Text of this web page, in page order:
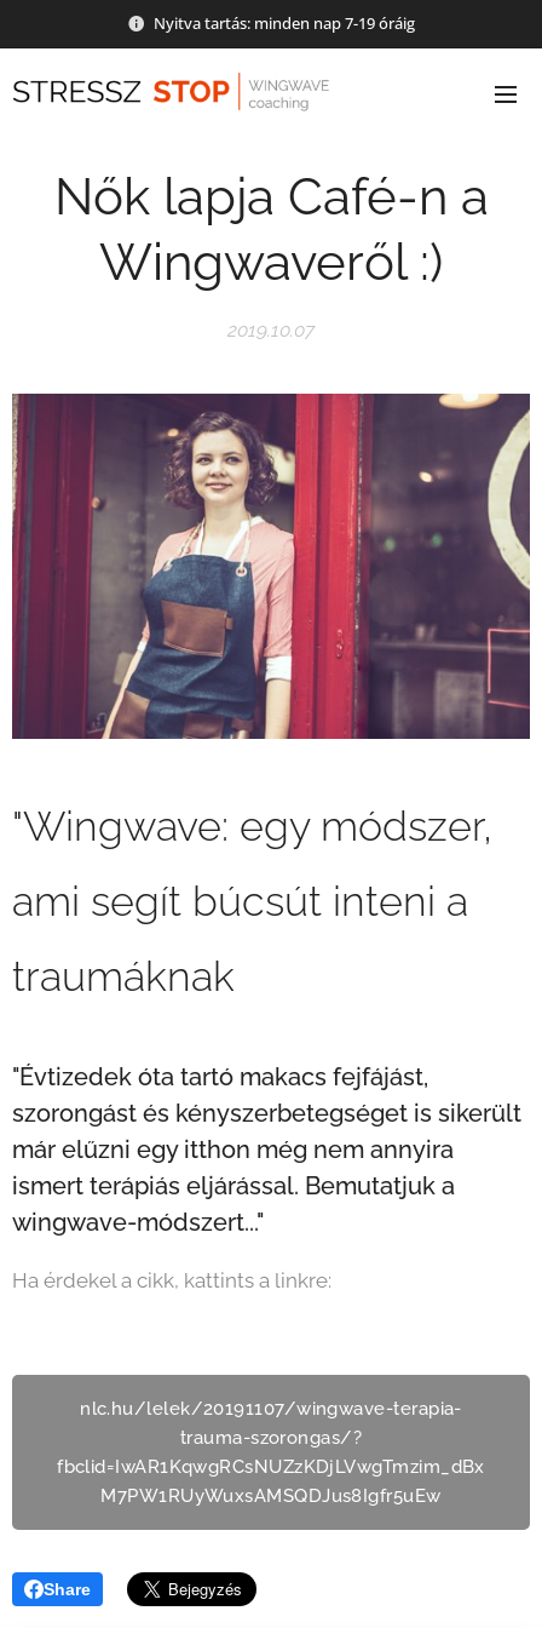
Nyitva tartás: minden nap 7-19 óráig
Nők lapja Café-n a
Wingwaveről :)
2019.10.07
"Wingwave: egy módszer,
ami segít búcsút inteni a
traumáknak
"Évtizedek óta tartó makacs fejfájást,
szorongást és kényszerbetegséget is sikerült
már elűzni egy itthon még nem annyira
ismert terápiás eljárással. Bemutatjuk a
wingwave-módszert..."
Ha érdekel a cikk, kattints a linkre:
nlc.hu/lelek/20191107/wingwave-terapia-
trauma-szorongas/?
fbclid=IwAR1KqwgRCsNUZzKDjLVwgTmzim_dBx
M7PW1RUyWuxsAMSQDJus8Igfr5uEw
Share